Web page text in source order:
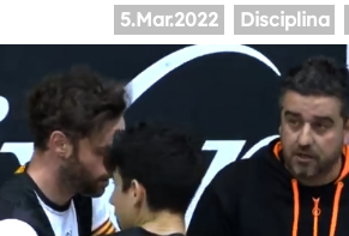
5.Mar.2022 Disciplina